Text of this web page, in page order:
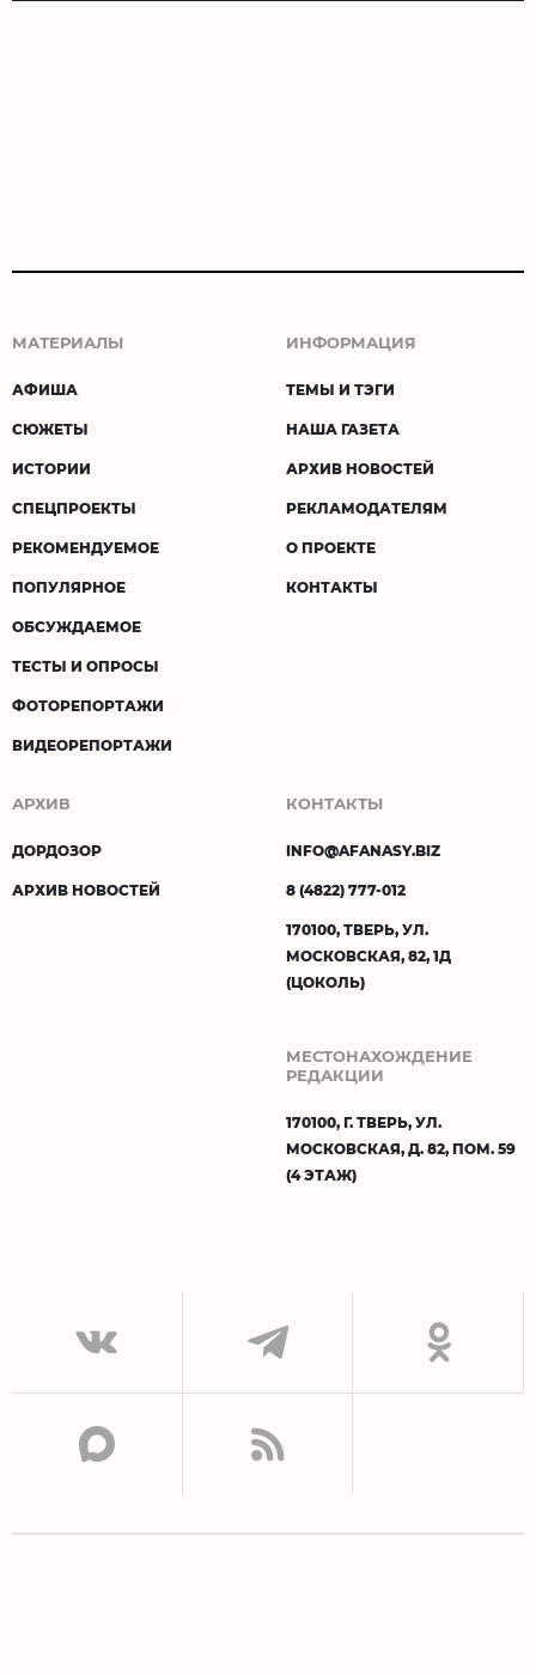
МАТЕРИАЛЫ
АФИША
СЮЖЕТЫ
ИСТОРИИ
СПЕЦПРОЕКТЫ
РЕКОМЕНДУЕМОЕ
ПОПУЛЯРНОЕ
ОБСУЖДАЕМОЕ
ТЕСТЫ И ОПРОСЫ
ФОТОРЕПОРТАЖИ
ВИДЕОРЕПОРТАЖИ
ИНФОРМАЦИЯ
ТЕМЫ И ТЭГИ
НАША ГАЗЕТА
АРХИВ НОВОСТЕЙ
РЕКЛАМОДАТЕЛЯМ
О ПРОЕКТЕ
КОНТАКТЫ
АРХИВ
ДОРДОЗОР
АРХИВ НОВОСТЕЙ
КОНТАКТЫ
INFO@AFANASY.BIZ
8 (4822) 777-012
170100, ТВЕРЬ, УЛ.
МОСКОВСКАЯ, 82, 1Д
(ЦОКОЛЬ)
МЕСТОНАХОЖДЕНИЕ
РЕДАКЦИИ
170100, Г. ТВЕРЬ, УЛ.
МОСКОВСКАЯ, Д. 82, ПОМ. 59
(4 ЭТАЖ)